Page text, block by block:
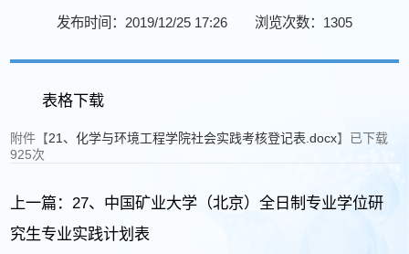
发布时间：2019/12/25 17:26 浏览次数： 1305
表格下载
附件【21、化学与环境工程学院社会实践考核登记表.docx】已下载
925次
上一篇：27、中国矿业大学（北京）全日制专业学位研
究生专业实践计划表